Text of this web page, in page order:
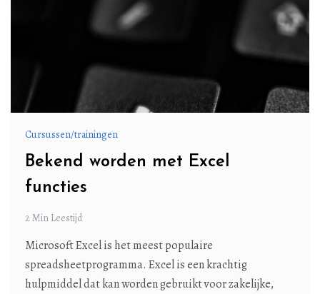
Cursussen/trainingen
Bekend worden met Excel
functies
2 Min Leestijd
Microsoft Excel is het meest populaire
spreadsheetprogramma. Excel is een krachtig
hulpmiddel dat kan worden gebruikt voor zakelijke,